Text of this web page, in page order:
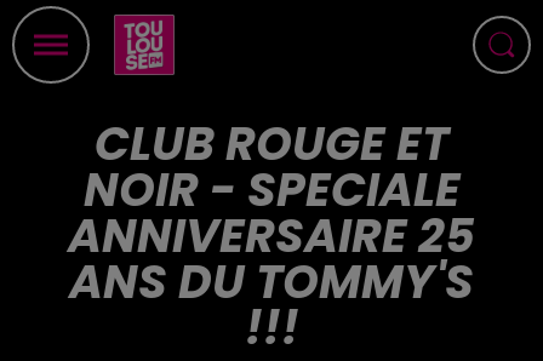
CLUB ROUGE ET
NOIR - SPECIALE
ANNIVERSAIRE 25
ANS DU TOMMY'S
!!!